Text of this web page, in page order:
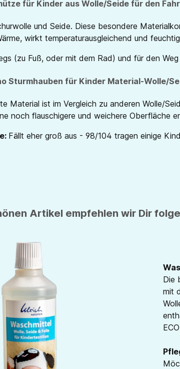
für Kinder aus Wolle/Seide für den
und Seide. Diese besondere
wirkt temperaturausgleichend und
(zu Fuß, oder mit dem Rad) und für den
Sturmhauben für Kinder Material-Wolle/
Material ist im Vergleich zu anderen Wolle/
noch flauschigere und weichere Oberfläche
Fällt eher groß aus - 98/104 tragen einige
Artikel empfehlen wir Dir
Die
mit